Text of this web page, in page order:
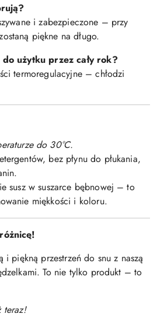
i zabezpieczone – przy
piękne na długo.
użytku przez cały rok?
termoregulacyjne – chłodzi
do 30°C.
bez płynu do płukania,
susz w suszarce bębnowej – to
miękkości i koloru.
i piękną przestrzeń do snu z naszą
To nie tylko produkt – to
teraz!